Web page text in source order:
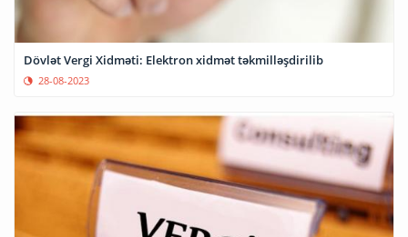
Dövlət Vergi Xidməti: Elektron xidmət təkmilləşdirilib
28-08-2023